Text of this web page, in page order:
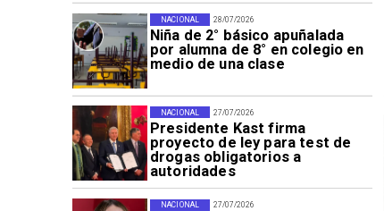
28/07/2026
Niña de 2° básico apuñalada
por alumna de 8° en colegio en
medio de una clase
NACIONAL
27/07/2026
Presidente Kast firma
proyecto de ley para test de
drogas obligatorios a
autoridades
NACIONAL
27/07/2026
NACIONAL